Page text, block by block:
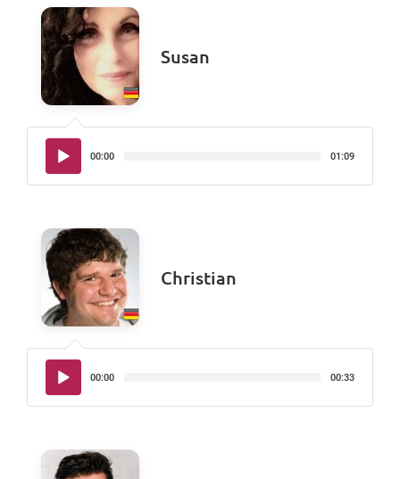
Susan
Audio-
Player
00:00 01:09
Christian
Audio-
Player
00:00 00:33